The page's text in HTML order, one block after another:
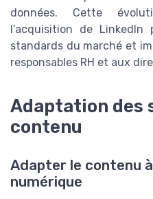
données. Cette
l’acquisition de
standards du marché et
responsables RH et aux
Adaptation des
contenu
Adapter le contenu
numérique